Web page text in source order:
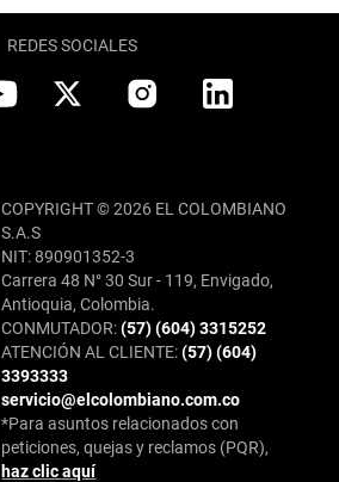
REDES SOCIALES
COPYRIGHT © 2026 EL COLOMBIANO
S.A.S
NIT: 890901352-3
Carrera 48 N° 30 Sur - 119, Envigado,
Antioquia, Colombia.
CONMUTADOR:(57) (604) 3315252
ATENCIÓN AL CLIENTE:(57) (604)
3393333
servicio@elcolombiano.com.co
*Para asuntos relacionados con
peticiones, quejas y reclamos (PQR),
haz clic aquí